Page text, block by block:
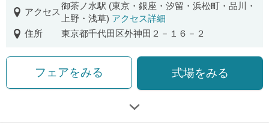
アクセス
御茶ノ水駅 (東京・銀座・汐留・浜松町・品川・
上野・浅草) アクセス詳細
住所
東京都千代田区外神田２－１６－２
フェアをみる 式場をみる